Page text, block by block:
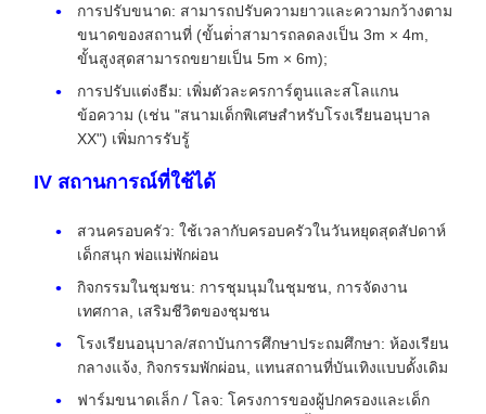
การปรับขนาด: สามารถปรับความยาวและความกว้างตาม
ขนาดของสถานที่ (ขั้นต่ําสามารถลดลงเป็น 3m × 4m,
ขั้นสูงสุดสามารถขยายเป็น 5m × 6m);
การปรับแต่งธีม: เพิ่มตัวละครการ์ตูนและสโลแกน
ข้อความ (เช่น "สนามเด็กพิเศษสําหรับโรงเรียนอนุบาล
XX") เพิ่มการรับรู้
IV สถานการณ์ที่ใช้ได้
สวนครอบครัว: ใช้เวลากับครอบครัวในวันหยุดสุดสัปดาห์
เด็กสนุก พ่อแม่พักผ่อน
กิจกรรมในชุมชน: การชุมนุมในชุมชน, การจัดงาน
เทศกาล, เสริมชีวิตของชุมชน
โรงเรียนอนุบาล/สถาบันการศึกษาประถมศึกษา: ห้องเรียน
กลางแจ้ง, กิจกรรมพักผ่อน, แทนสถานที่บันเทิงแบบดั้งเดิม
ฟาร์มขนาดเล็ก / โลจ: โครงการของผู้ปกครองและเด็ก